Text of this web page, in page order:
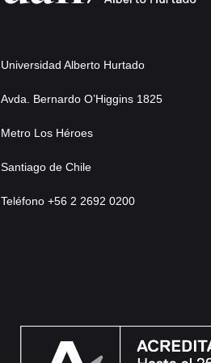
Universidad Alberto Hurtado
Avda. Bernardo O’Higgins 1825
Metro Los Héroes
Santiago de Chile
Teléfono +56 2 2692 0200